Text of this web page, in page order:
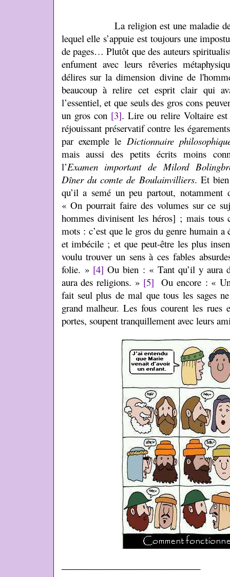
La religion est une maladie de
lequel elle s’appuie est toujours une
de pages…Plutôt que des auteurs
enfument avec leurs rêveries
délires sur la dimension divine de
beaucoup à relire cet esprit clair qui
l’essentiel, et que seuls des gros cons
un gros con [3]. Lire ou relire Voltaire est
réjouissant préservatif contre les
par exemple le Dictionnaire
mais aussi des petits écrits moins
l’Examen important de Milord
Dîner du comte de Boulainvilliers. Et
qu’il a semé un peu partout, notamment
« On pourrait faire des volumes sur ce
hommes divinisent les héros] ; mais tous
mots : c’est que le gros du genre humain a
et imbécile ; et que peut-être les plus
voulu trouver un sens à ces fables
folie. » [4] Ou bien : « Tant qu’il y aura
aura des religions. » [5] Ou encore : «
fait seul plus de mal que tous les sages
grand malheur. Les fous courent les rues
portes, soupent tranquillement avec leurs